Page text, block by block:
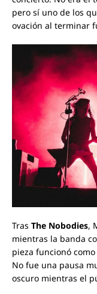
pero sí uno de los
ovación al terminar
Tras The Nobodies,
mientras la banda
pieza funcionó
No fue una pausa
oscuro mientras el